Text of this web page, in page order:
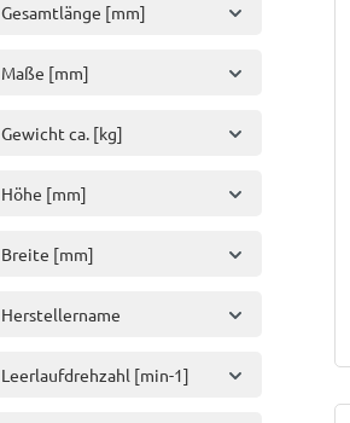
Gesamtlänge [mm]
Maße [mm]
Gewicht ca. [kg]
Höhe [mm]
Breite [mm]
Herstellername
Leerlaufdrehzahl [min-1]